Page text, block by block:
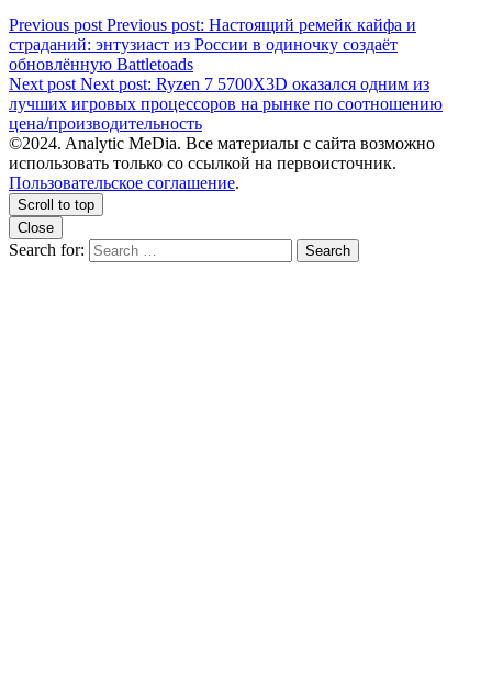
Previous post Previous post: Настоящий ремейк кайфа и
страданий: энтузиаст из России в одиночку создаёт
обновлённую Battletoads
Next post Next post: Ryzen 7 5700X3D оказался одним из
лучших игровых процессоров на рынке по соотношению
цена/производительность
©2024. Analytic MeDia. Все материалы с сайта возможно
использовать только со ссылкой на первоисточник.
Пользовательское соглашение.
Scroll to top
Close
Search for: Search